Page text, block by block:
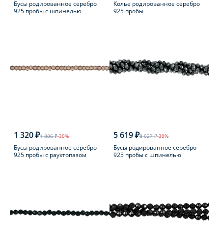
Бусы родированное серебро
925 пробы с шпинелью
Колье родированное серебро
925 пробы
1 320 ₽1 886 ₽-30%
Бусы родированное серебро
925 пробы с раухтопазом
5 619 ₽8 027 ₽-30%
Бусы родированное серебро
925 пробы с шпинелью